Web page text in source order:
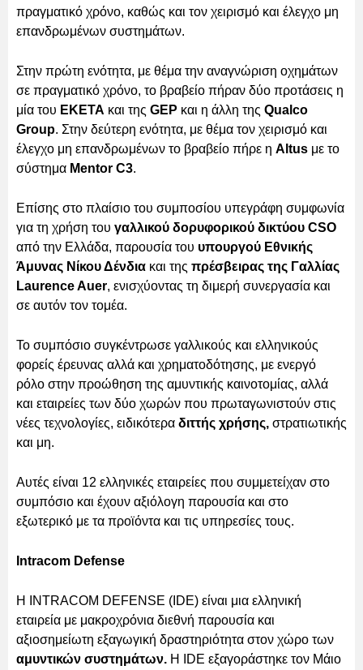
πραγματικό χρόνο, καθώς και τον χειρισμό και έλεγχο μη
επανδρωμένων συστημάτων.
Στην πρώτη ενότητα, με θέμα την αναγνώριση οχημάτων
σε πραγματικό χρόνο, το βραβείο πήραν δύο προτάσεις η
μία του ΕΚΕΤΑ και της GEP και η άλλη της Qualco
Group. Στην δεύτερη ενότητα, με θέμα τον χειρισμό και
έλεγχο μη επανδρωμένων το βραβείο πήρε η Altus με το
σύστημα Mentor C3.
Επίσης στο πλαίσιο του συμποσίου υπεγράφη συμφωνία
για τη χρήση του γαλλικού δορυφορικού δικτύου CSO
από την Ελλάδα, παρουσία του υπουργού Εθνικής
Άμυνας Νίκου Δένδια και της πρέσβειρας της Γαλλίας
Laurence Auer, ενισχύοντας τη διμερή συνεργασία και
σε αυτόν τον τομέα.
Το συμπόσιο συγκέντρωσε γαλλικούς και ελληνικούς
φορείς έρευνας αλλά και χρηματοδότησης, με ενεργό
ρόλο στην προώθηση της αμυντικής καινοτομίας, αλλά
και εταιρείες των δύο χωρών που πρωταγωνιστούν στις
νέες τεχνολογίες, ειδικότερα διττής χρήσης, στρατιωτικής
και μη.
Αυτές είναι 12 ελληνικές εταιρείες που συμμετείχαν στο
συμπόσιο και έχουν αξιόλογη παρουσία και στο
εξωτερικό με τα προϊόντα και τις υπηρεσίες τους.
Intracom Defense
Η INTRACOM DEFENSE (IDE) είναι μια ελληνική
εταιρεία με μακροχρόνια διεθνή παρουσία και
αξιοσημείωτη εξαγωγική δραστηριότητα στον χώρο των
αμυντικών συστημάτων. Η IDE εξαγοράστηκε τον Μάιο